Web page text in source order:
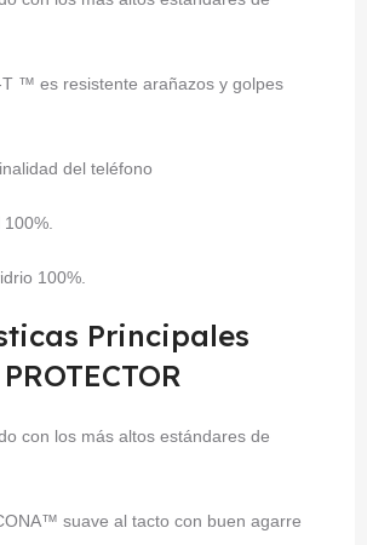
T ™ es resistente arañazos y golpes
del teléfono
100%.
Principales
con los más altos estándares de
suave al tacto con buen agarre